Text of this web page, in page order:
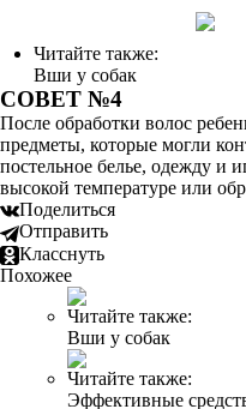
Читайте также:
Вши у собак
СОВЕТ №4
После обработки волос
предметы, которые могли
постельное белье, одежду и
высокой температуре или
Поделиться
Отправить
Класснуть
Похожее
Читайте также:
Вши у собак
Читайте также:
Эффективные